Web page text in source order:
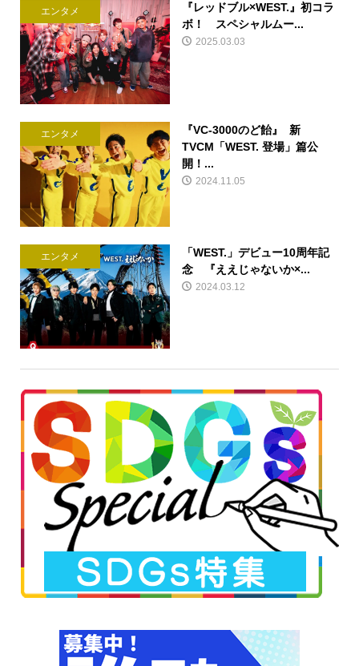
エンタメ
『レッドブル×WEST.』初コラ
ボ！ スペシャルムー...
2025.03.03
エンタメ
『VC-3000のど飴』 新
TVCM「WEST. 登場」篇公
開！...
2024.11.05
エンタメ
「WEST.」デビュー10周年記
念 『ええじゃないか×...
2024.03.12